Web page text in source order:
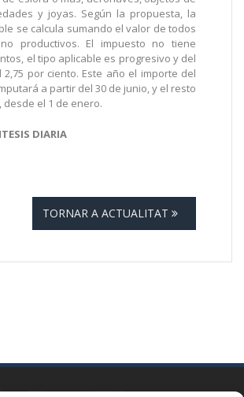
y joyas. Según la propuesta, la
se calcula sumando el valor de todos
productivos. El impuesto no tiene
el tipo aplicable es progresivo y del
2,75 por ciento. Este año el importe del
a partir del 30 de junio, y el resto
desde el 1 de enero.
DIARIA
TORNAR A ACTUALITAT